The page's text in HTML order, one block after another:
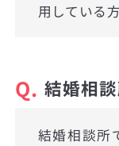
用している
Q. 結婚相
結婚相談所